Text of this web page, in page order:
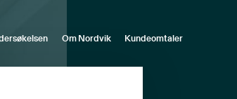
Om Nordvik Kundeomtaler